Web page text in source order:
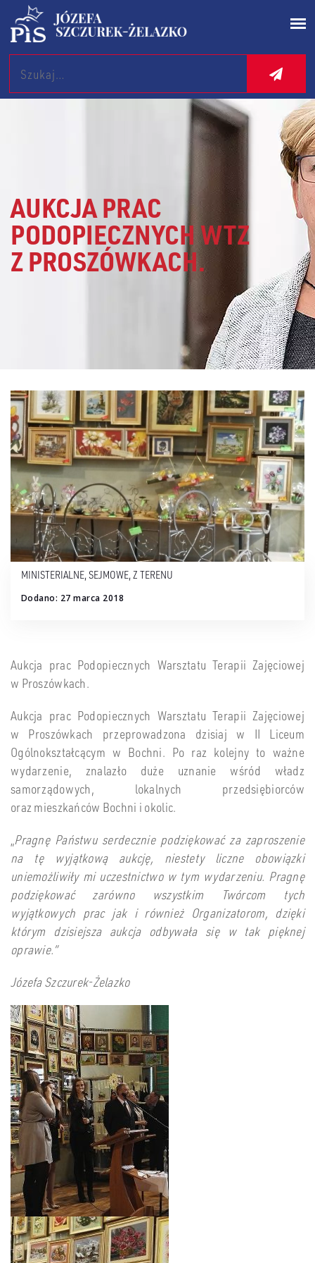
Search
AUKCJA PRAC
PODOPIECZNYCH WTZ
Z PROSZÓWKACH.
MINISTERIALNE, SEJMOWE, Z TERENU
Dodano: 27 marca 2018
Aukcja prac Podopiecznych Warsztatu Terapii Zajęciowej
w Proszówkach.
Aukcja prac Podopiecznych Warsztatu Terapii Zajęciowej
w Proszówkach przeprowadzona dzisiaj w II Liceum
Ogólnokształcącym w Bochni. Po raz kolejny to ważne
wydarzenie, znalazło duże uznanie wśród władz
samorządowych, lokalnych przedsiębiorców
oraz mieszkańców Bochni i okolic.
Pragnę Państwu serdecznie podziękować za zaproszenie
na tę wyjątkową aukcję, niestety liczne obowiązki
uniemożliwiły mi uczestnictwo w tym wydarzeniu. Pragnę
podziękować zarówno wszystkim Twórcom tych
wyjątkowych prac jak i również Organizatorom, dzięki
którym dzisiejsza aukcja odbywała się w tak pięknej
oprawie.”
Józefa Szczurek-Żelazko